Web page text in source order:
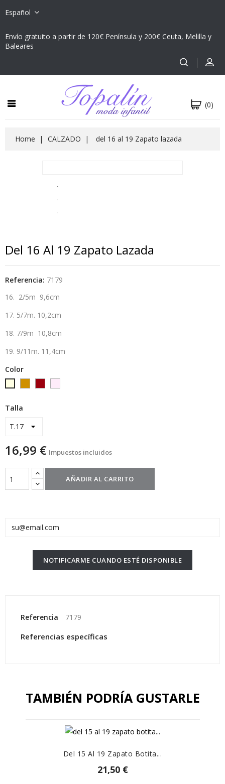
Español
Envío gratuito a partir de 120€ Península y 200€ Ceuta, Melilla y
Baleares
(0)
Home CALZADO del 16 al 19 Zapato lazada
Del 16 Al 19 Zapato Lazada
Referencia: 7179
16. 2/5m 9,6cm
17. 5/7m. 10,2cm
18. 7/9m 10,8cm
19. 9/11m. 11,4cm
Color
crudo-
Talla
16,99 € Impuestos incluidos
AÑADIR AL CARRITO
NOTIFICARME CUANDO ESTÉ DISPONIBLE
Referencia 7179
Referencias específicas
TAMBIÉN PODRÍA GUSTARLE
Del 15 Al 19 Zapato Botita...
21,50 €